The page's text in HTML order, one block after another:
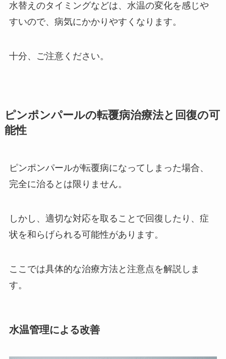
水替えのタイミングなどは、水温の変化を感じや
すいので、病気にかかりやすくなります。
十分、ご注意ください。
ピンポンパールの転覆病治療法と回復の可
能性
ピンポンパールが転覆病になってしまった場合、
完全に治るとは限りません。
しかし、適切な対応を取ることで回復したり、症
状を和らげられる可能性があります。
ここでは具体的な治療方法と注意点を解説しま
す。
水温管理による改善